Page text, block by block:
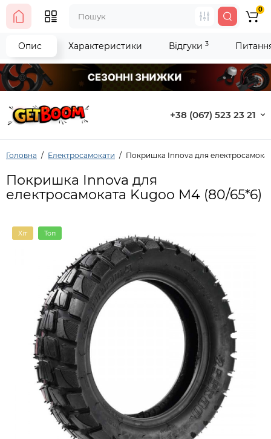
+38 (067) 523 23 21
0
Головна Електросамокати Покришка Innova для
Покришка Innova для
електросамоката Kugoo M4 (80/65*6)
Хіт Топ
Опис Характеристики Відгуки 3